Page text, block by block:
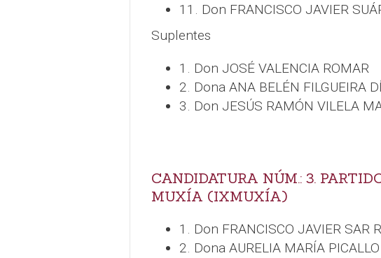
11. Don FRANCISCO JAVIER
Suplentes
1. Don JOSÉ VALENCIA ROMAR
2. Dona ANA BELÉN FILGUEIRA
3. Don JESÚS RAMÓN VILELA
CANDIDATURA NÚM.: 3.
MUXÍA (IXMUXÍA)
1. Don FRANCISCO JAVIER SAR
2. Dona AURELIA MARÍA